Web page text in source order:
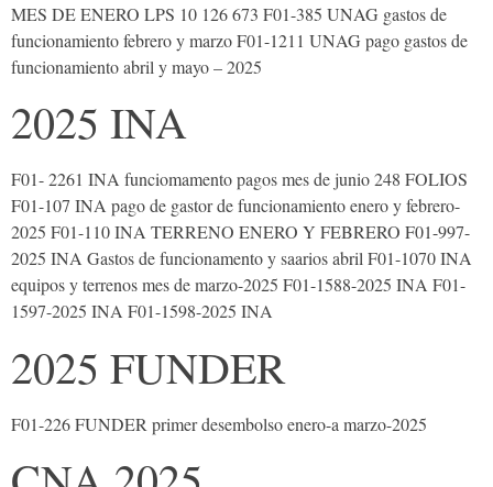
MES DE ENERO LPS 10 126 673 F01-385 UNAG gastos de
funcionamiento febrero y marzo F01-1211 UNAG pago gastos de
funcionamiento abril y mayo – 2025
2025 INA
F01- 2261 INA funciomamento pagos mes de junio 248 FOLIOS
F01-107 INA pago de gastor de funcionamiento enero y febrero-
2025 F01-110 INA TERRENO ENERO Y FEBRERO F01-997-
2025 INA Gastos de funcionamento y saarios abril F01-1070 INA
equipos y terrenos mes de marzo-2025 F01-1588-2025 INA F01-
1597-2025 INA F01-1598-2025 INA
2025 FUNDER
F01-226 FUNDER primer desembolso enero-a marzo-2025